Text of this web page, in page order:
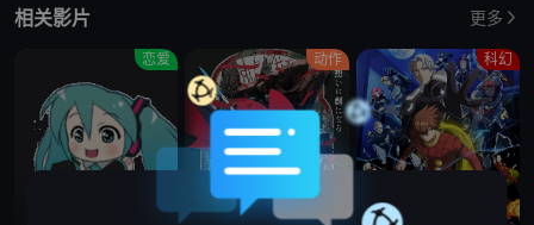
相关影片 更多
恋爱 动作 科幻